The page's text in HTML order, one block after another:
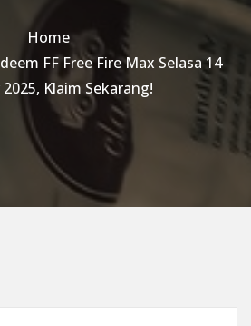
Home
FF Free Fire Max Selasa 14
Klaim Sekarang!